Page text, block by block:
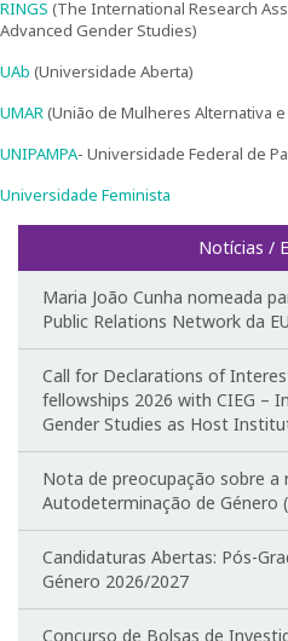
3ª Edição do Curso de
Igualdade de Género
Curso de Formação
Testemunhos
Regulamentos do CIEG
Contactos
Temáticas de Investigação
Projetos
Projetos em curso
Projetos Concluídos
RINGS (The International Research
Advanced Gender Studies)
UAb (Universidade Aberta)
UMAR(União de Mulheres Alternativa
UNIPAMPA- Universidade Federal de
Universidade Feminista
Notícias /
Maria João Cunha nomeada
Public Relations Network da
Call for Declarations of
fellowships 2026 with CIEG –
Gender Studies as Host
Nota de preocupação sobre a
Autodeterminação de Género
Candidaturas Abertas: Pós-
Género 2026/2027
Concurso de Bolsas de